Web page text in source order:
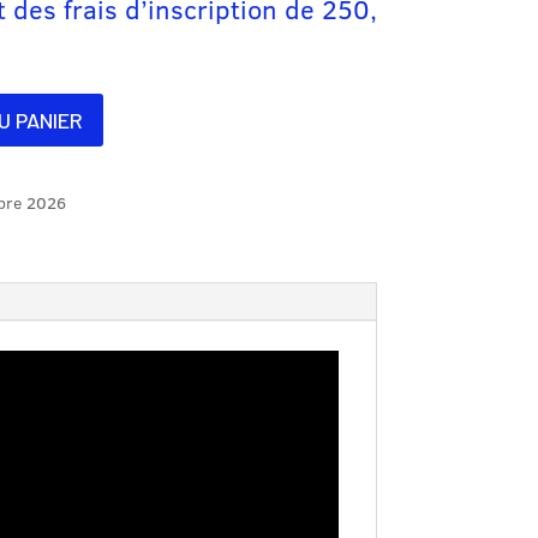
frais d’inscription de 250,
PANIER
2026